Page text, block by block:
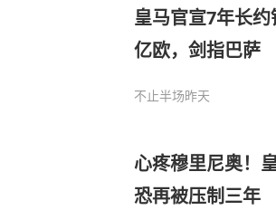
皇马官宣7年长
亿欧，剑指巴萨
不止半场昨天
心疼穆里尼奥！
恐再被压制三年